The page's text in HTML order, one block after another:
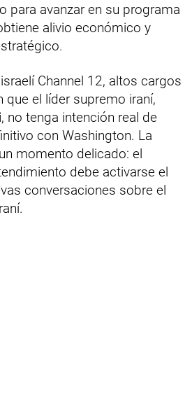
para avanzar en su programa
alivio económico y
Channel 12, altos cargos
que el líder supremo iraní,
, no tenga intención real de
con Washington. La
momento delicado: el
debe activarse el
conversaciones sobre el